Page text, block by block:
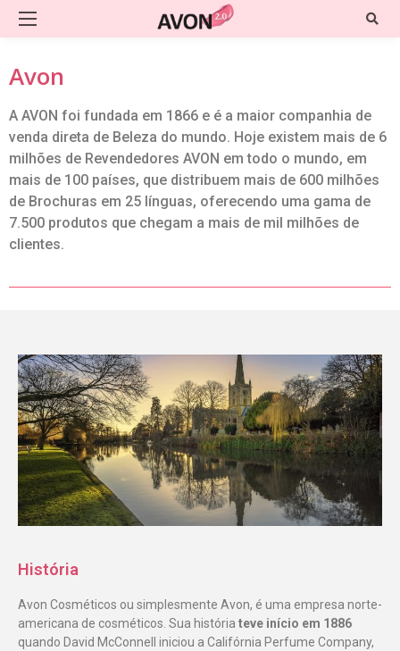
Avon
A AVON foi fundada em 1866 e é a maior companhia de
venda direta de Beleza do mundo. Hoje existem mais de 6
milhões de Revendedores AVON em todo o mundo, em
mais de 100 países, que distribuem mais de 600 milhões
de Brochuras em 25 línguas, oferecendo uma gama de
7.500 produtos que chegam a mais de mil milhões de
clientes.
História
Avon Cosméticos ou simplesmente Avon, é uma empresa norte-
americana de cosméticos. Sua história teve início em 1886
quando David McConnell iniciou a Califórnia Perfume Company,